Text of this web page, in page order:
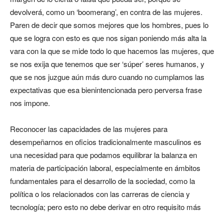
devolverá, como un ‘boomerang’, en contra de las mujeres.
Paren de decir que somos mejores que los hombres, pues lo
que se logra con esto es que nos sigan poniendo más alta la
vara con la que se mide todo lo que hacemos las mujeres, que
se nos exija que tenemos que ser ‘súper’ seres humanos, y
que se nos juzgue aún más duro cuando no cumplamos las
expectativas que esa bienintencionada pero perversa frase
nos impone.
Reconocer las capacidades de las mujeres para
desempeñarnos en oficios tradicionalmente masculinos es
una necesidad para que podamos equilibrar la balanza en
materia de participación laboral, especialmente en ámbitos
fundamentales para el desarrollo de la sociedad, como la
política o los relacionados con las carreras de ciencia y
tecnología; pero esto no debe derivar en otro requisito más